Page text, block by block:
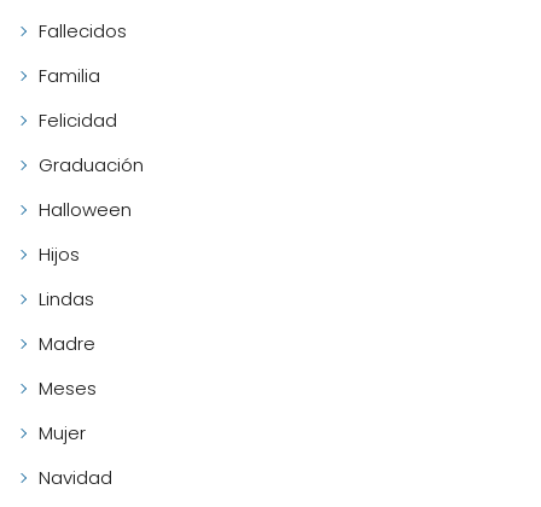
Fallecidos
Familia
Felicidad
Graduación
Halloween
Hijos
Lindas
Madre
Meses
Mujer
Navidad